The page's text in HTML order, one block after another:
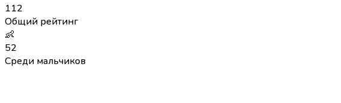
112
Общий рейтинг
👶
52
Среди мальчиков